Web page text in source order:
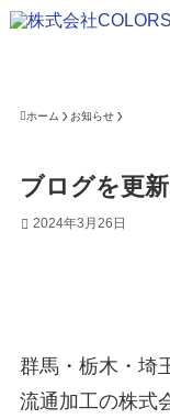
ホーム お知らせ
ブログを更
2024年3月26日
群馬・栃木・埼
流通加工の株式